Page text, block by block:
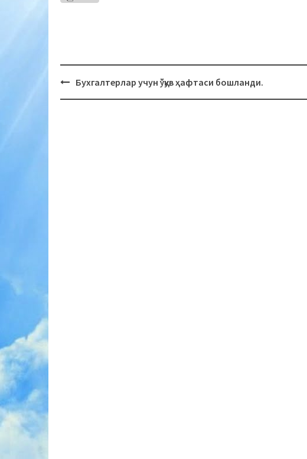
Post
Бухгалтерлар учун ўқув ҳафтаси бошланди.